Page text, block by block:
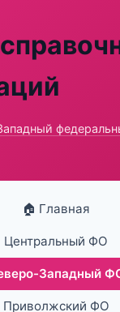
🏠 Главная
Центральный ФО
Западный
Приволжский ФО